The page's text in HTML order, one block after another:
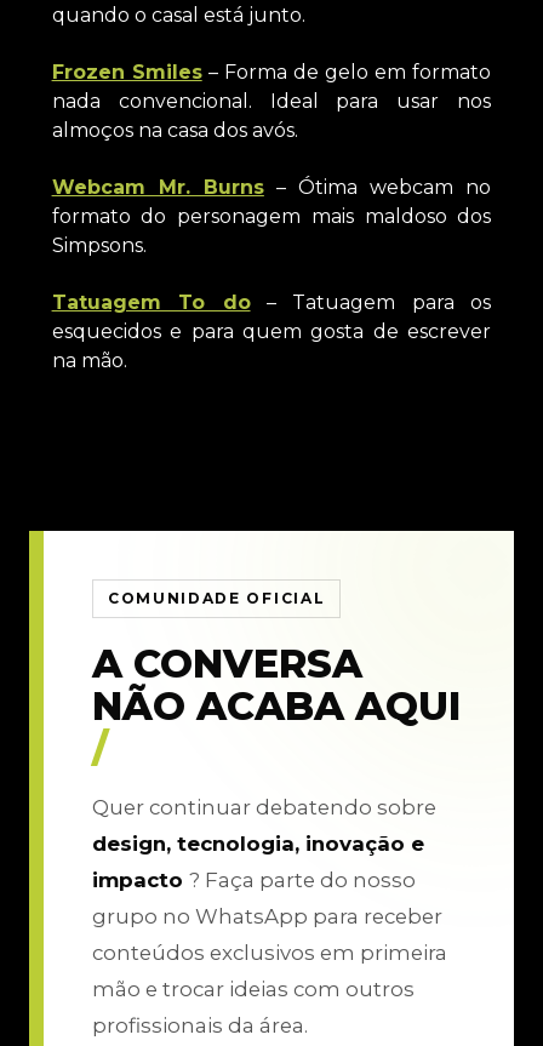
quando o casal está junto.
Frozen Smiles– Forma de gelo em formato
nada convencional. Ideal para usar nos
almoços na casa dos avós.
Webcam Mr. Burns– Ótima webcam no
formato do personagem mais maldoso dos
Simpsons.
Tatuagem To do– Tatuagem para os
esquecidos e para quem gosta de escrever
na mão.
COMUNIDADE OFICIAL
A CONVERSA
NÃO ACABA AQUI
/
Quer continuar debatendo sobre
design, tecnologia, inovação e
impacto ? Faça parte do nosso
grupo no WhatsApp para receber
conteúdos exclusivos em primeira
mão e trocar ideias com outros
profissionais da área.